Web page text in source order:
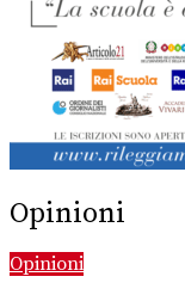
Opinioni
Opinioni